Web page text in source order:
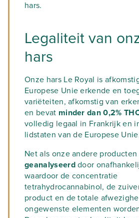
hars.
Legaliteit van
hars
Onze hars Le Royal is
Europese Unie erkende en
variëteiten, afkomstig van
en bevat minder dan 0,2%
volledig legaal in Frankrijk en
lidstaten van de Europese
Net als onze andere producten
geanalyseerddoor
waardoor de concentratie
tetrahydrocannabinol, de
product en de totale
ongewenste elementen